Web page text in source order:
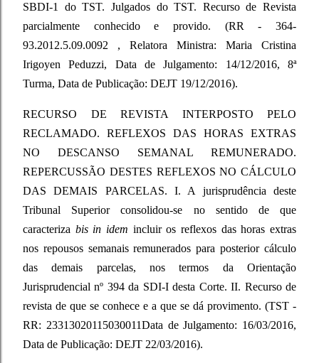
SBDI-1 do TST. Julgados do TST. Recurso de Revista
parcialmente conhecido e provido. (RR - 364-
93.2012.5.09.0092 , Relatora Ministra: Maria Cristina
Irigoyen Peduzzi, Data de Julgamento: 14/12/2016, 8ª
Turma, Data de Publicação: DEJT 19/12/2016).
RECURSO DE REVISTA INTERPOSTO PELO
RECLAMADO. REFLEXOS DAS HORAS EXTRAS
NO DESCANSO SEMANAL REMUNERADO.
REPERCUSSÃO DESTES REFLEXOS NO CÁLCULO
DAS DEMAIS PARCELAS. I. A jurisprudência deste
Tribunal Superior consolidou-se no sentido de que
caracteriza bis in idem incluir os reflexos das horas extras
nos repousos semanais remunerados para posterior cálculo
das demais parcelas, nos termos da Orientação
Jurisprudencial nº 394 da SDI-I desta Corte. II. Recurso de
revista de que se conhece e a que se dá provimento. (TST -
RR: 23313020115030011Data de Julgamento: 16/03/2016,
Data de Publicação: DEJT 22/03/2016).